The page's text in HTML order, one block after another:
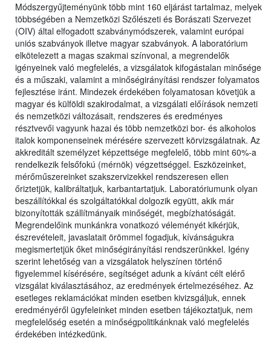
Módszergyűjteményünk több mint 160 eljárást tartalmaz, melyek
többségében a Nemzetközi Szőlészeti és Borászati Szervezet
(OIV) által elfogadott szabványmódszerek, valamint európai
uniós szabványok illetve magyar szabványok. A laboratórium
elkötelezett a magas szakmai színvonal, a megrendelők
igényeinek való megfelelés, a vizsgálatok kifogástalan minősége
és a műszaki, valamint a minőségirányítási rendszer folyamatos
fejlesztése iránt. Mindezek érdekében folyamatosan követjük a
magyar és külföldi szakirodalmat, a vizsgálati előírások nemzeti
és nemzetközi változásait, rendszeres és eredményes
résztvevői vagyunk hazai és több nemzetközi bor- és alkoholos
italok komponenseinek mérésére szervezett körvizsgálatnak. Az
akkreditált személyzet képzettsége megfelelő, több mint 60%-a
rendelkezik felsőfokú (mérnök) végzettséggel. Eszközeinket,
mérőműszereinket szakszervizekkel rendszeresen ellen
őriztetjük, kalibráltatjuk, karbantartatjuk. Laboratóriumunk olyan
beszállítókkal és szolgáltatókkal dolgozik együtt, akik már
bizonyították szállítmányaik minőségét, megbízhatóságát.
Megrendelőink munkánkra vonatkozó véleményét kikérjük,
észrevételeit, javaslatait örömmel fogadjuk, kívánságukra
megismertetjük őket minőségirányítási rendszerünkkel. Igény
szerint lehetőség van a vizsgálatok helyszínen történő
figyelemmel kísérésére, segítséget adunk a kívánt célt elérő
vizsgálat kiválasztásához, az eredmények értelmezéséhez. Az
esetleges reklamációkat minden esetben kivizsgáljuk, ennek
eredményéről ügyfeleinket minden esetben tájékoztatjuk, nem
megfelelőség esetén a minőségpolitikánknak való megfelelés
érdekében intézkedünk.